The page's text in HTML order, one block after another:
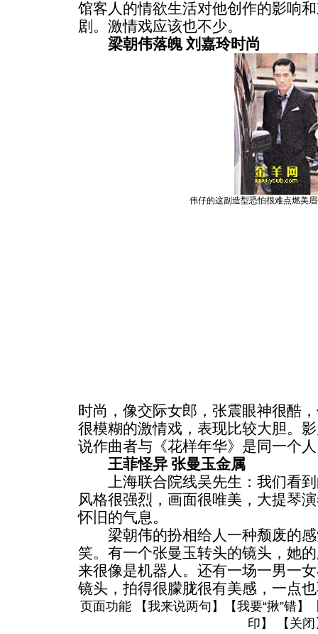
馆客人的情欲生活对他创作的影响
剧。激情戏应该也不少。
梁朝伟落魄 刘嘉玲时尚
伟仔的这副造型恐怕很难点燃美
时尚，像交际女郎，张震眼神很酷
很模糊的激情戏，表现比较大胆。
说作曲者与《花样年华》是同一个
王菲怪异 张曼玉金属
上海联合院线吴先生：我们看到
风格很强烈，画面很唯美，大提琴
怀旧的气息。
梁朝伟的扮相给人一种颓废的感
笑。有一个张曼玉转头的镜头，她
来很像是机器人。还有一场一男一
镜头，拍得很朦胧很有美感，一点
页面功能 【我来说两句 】【我要“揪”错】
印 】 【 关闭